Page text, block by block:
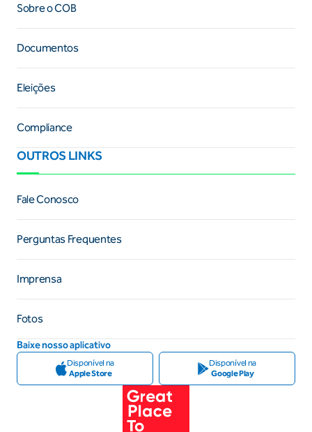
Sobre o COB
Documentos
Eleições
Compliance
OUTROS LINKS
Fale Conosco
Perguntas Frequentes
Imprensa
Fotos
Baixe nosso aplicativo
Disponível na
Apple Store
Disponível na
Google Play